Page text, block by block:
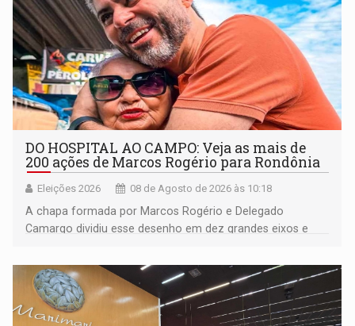
DO HOSPITAL AO CAMPO: Veja as mais de
200 ações de Marcos Rogério para Rondônia
Eleições 2026 08 de Agosto de 2026 às 10:18
A chapa formada por Marcos Rogério e Delegado
Camargo dividiu esse desenho em dez grandes eixos e